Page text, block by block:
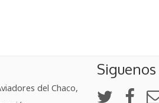
del Chaco,
Siguenos